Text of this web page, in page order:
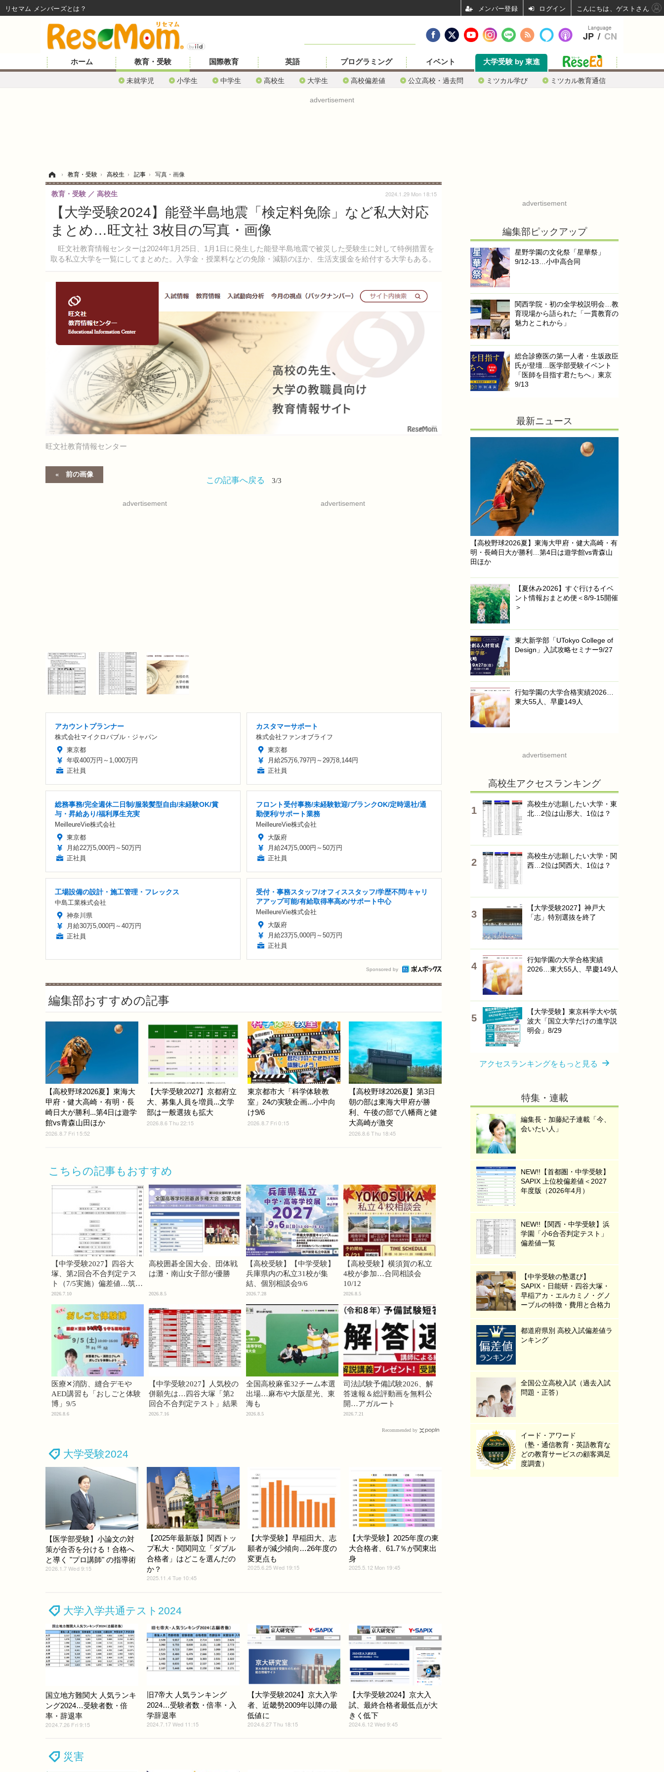
ホーム 教育・受験
未就学児 小学生 中学生 高校生 大学生 高校偏差値 公立高校・過去問 ミツカル学び ミツカル教育通信
国際教育 英語 プログラミング イベント 大学受験 by 東進
advertisement
› 教育・受験 › 高校生 › 記事 › 写真・画像
【大学受験2024】能登半島地震「検定料免除」など私大対応
まとめ…旺文社 3枚目の写真・画像
旺文社教育情報センターは2024年1月25日、1月1日に発生した能登半島地震で被災した受験生に対して特例措置を
取る私立大学を一覧にしてまとめた。入学金・授業料などの免除・減額のほか、生活支援金を給付する大学もある。
教育・受験 高校生 2024.1.29 Mon 18:15
旺文社教育情報センター
前の画像
この記事へ戻る 3/3
advertisement advertisement
アカウントプランナー
株式会社マイクロバブル・ジャパン
東京都
年収400万円～1,000万円
正社員
カスタマーサポート
株式会社ファンオブライフ
東京都
月給25万6,797円～29万8,144円
正社員
総務事務/完全週休二日制/服装髪型自由/未経験OK/賞
与・昇給あり/福利厚生充実
MeilleureVie株式会社
東京都
月給22万5,000円～50万円
正社員
フロント受付事務/未経験歓迎/ブランクOK/定時退社/通
勤便利/サポート業務
MeilleureVie株式会社
大阪府
月給24万5,000円～50万円
正社員
工場設備の設計・施工管理・フレックス
中島工業株式会社
神奈川県
月給30万5,000円～40万円
正社員
受付・事務スタッフ/オフィススタッフ/学歴不問/キャリ
アアップ可能/有給取得率高め/サポート中心
MeilleureVie株式会社
大阪府
月給23万5,000円～50万円
正社員
Sponsored by
編集部おすすめの記事
【高校野球2026夏】東海大
甲府・健大高崎・有明・長
崎日大が勝利...第4日は遊学
館vs青森山田ほか
2026.8.7 Fri 15:52
【大学受験2027】京都府立
大、募集人員を増員...文学
部は一般選抜も拡大
2026.8.6 Thu 22:15
東京都市大「科学体験教
室」24の実験企画...小中向
け9/6
2026.8.7 Fri 0:15
【高校野球2026夏】第3日
朝の部は東海大甲府が勝
利、午後の部で八幡商と健
大高崎が激突
2026.8.6 Thu 18:45
こちらの記事もおすすめ
【中学受験2027】四谷大
塚、第2回合不合判定テス
ト（7/5実施）偏差値…筑駒
74・桜蔭70＜PR＞
2026.7.10
高校囲碁全国大会、団体戦
は灘・南山女子部が優勝
2026.8.5
【高校受験】【中学受験】
兵庫県内の私立31校が集
結、個別相談会9/6
2026.7.28
【高校受験】横須賀の私立
4校が参加…合同相談会
10/12
2026.8.5
医療✕消防、縫合デモや
AED講習も「おしごと体験
博」9/5
2026.8.6
【中学受験2027】人気校の
併願先は…四谷大塚「第2
回合不合判定テスト」結果
2026.7.16
全国高校麻雀32チーム本選
出場…麻布や大阪星光、東
海も
2026.8.5
司法試験予備試験2026、解
答速報＆総評動画を無料公
開…アガルート
2026.7.21
Recommended by
大学受験2024
【医学部受験】小論文の対
策が合否を分ける！合格へ
と導く "プロ講師" の指導術
2026.1.7 Wed 9:15
【2025年最新版】関西トッ
プ私大・関関同立「ダブル
合格者」はどこを選んだの
か？
2025.11.4 Tue 10:45
【大学受験】早稲田大、志
願者が減少傾向…26年度の
変更点も
2025.6.25 Wed 19:15
【大学受験】2025年度の東
大合格者、61.7％が関東出
身
2025.5.12 Mon 19:45
大学入学共通テスト2024
国立地方難関大 人気ランキ
ング2024…受験者数・倍
率・辞退率
2024.7.26 Fri 9:15
旧7帝大 人気ランキング
2024…受験者数・倍率・入
学辞退率
2024.7.17 Wed 11:15
【大学受験2024】京大入学
者、近畿勢2009年以降の最
低値に
2024.6.27 Thu 18:15
【大学受験2024】京大入
試、最終合格者最低点が大
きく低下
2024.6.12 Wed 9:45
災害
advertisement
編集部ピックアップ
星野学園の文化祭「星華祭」
9/12-13…小中高合同
関西学院・初の全学校説明会…教
育現場から語られた「一貫教育の
魅力とこれから」
総合診療医の第一人者・生坂政臣
氏が登壇…医学部受験イベント
「医師を目指す君たちへ」東京
9/13
最新ニュース
【高校野球2026夏】東海大甲府・健大高崎・有
明・長崎日大が勝利…第4日は遊学館vs青森山
田ほか
【夏休み2026】すぐ行けるイベ
ント情報おまとめ便＜8/9-15開催
＞
東大新学部「UTokyo College of
Design」入試攻略セミナー9/27
行知学園の大学合格実績2026…
東大55人、早慶149人
advertisement
高校生アクセスランキング
高校生が志願したい大学・東
北…2位は山形大、1位は？
高校生が志願したい大学・関
西…2位は関西大、1位は？
【大学受験2027】神戸大
「志」特別選抜を終了
行知学園の大学合格実績
2026…東大55人、早慶149人
【大学受験】東京科学大や筑
波大「国立大学だけの進学説
明会」8/29
アクセスランキングをもっと見る
特集・連載
編集長・加藤紀子連載「今、
会いたい人」
NEW!!【首都圏・中学受験】
SAPIX 上位校偏差値＜2027
年度版（2026年4月）
NEW!!【関西・中学受験】浜
学園「小6合否判定テスト」
偏差値一覧
【中学受験の塾選び】
SAPIX・日能研・四谷大塚・
早稲アカ・エルカミノ・グノ
ーブルの特徴・費用と合格力
都道府県別 高校入試偏差値ラ
ンキング
全国公立高校入試（過去入試
問題・正答）
イード・アワード
（塾・通信教育・英語教育な
どの教育サービスの顧客満足
度調査）
Language
JP / CN
リセマム メンバーズ ログイン こんにちは、ゲストさん